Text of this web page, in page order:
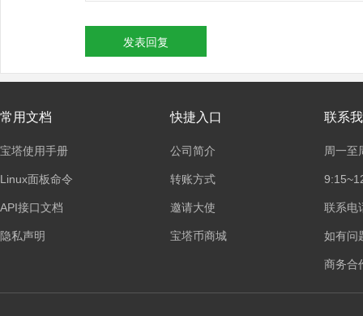
发表回复
常用文档
宝塔使用手册
Linux面板命令
API接口文档
隐私声明
快捷入口
公司简介
转账方式
邀请大使
宝塔币商城
联系
周一至
联系电
如有问
商务合